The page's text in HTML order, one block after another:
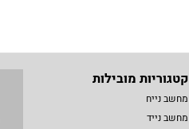
קטגוריות מובילות
מחשב נייח
מחשב נייד